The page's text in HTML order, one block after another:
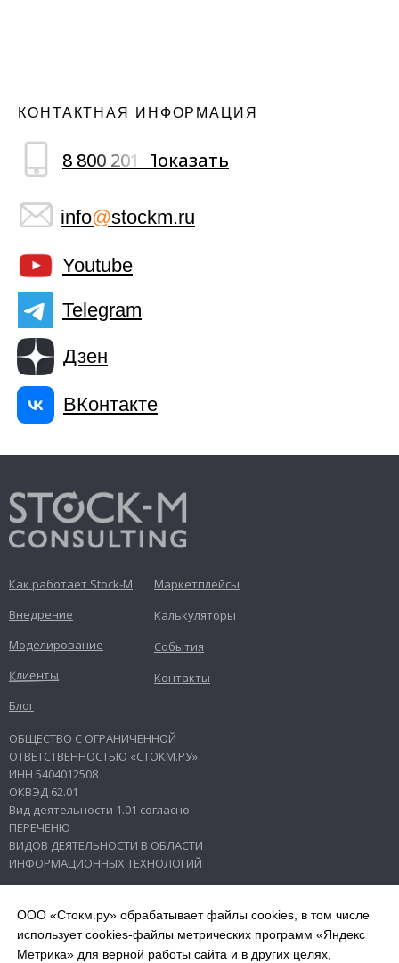
ООО «Стокм.ру» обрабатывает файлы cookies, в том числе
использует cookies-файлы метрических программ «Яндекс
Метрика» для верной работы сайта и в других целях,
КОНТАКТНАЯ ИНФОРМАЦИЯ
info@stockm.ru
Youtube
Telegram
ВКонтакте
Дзен
8 800 201 Показать
Внедрение
Как работает Stock-M
Клиенты
Блог
© 2014–2026. ОБЩЕСТВО С
Моделирование
Калькуляторы
Контакты
ОБЩЕСТВО С ОГРАНИЧЕННОЙ
ОТВЕТСТВЕННОСТЬЮ «СТОКМ.РУ»
ИНН 5404012508
ОКВЭД 62.01
Вид деятельности 1.01 согласно
ПЕРЕЧЕНЮ
ВИДОВ ДЕЯТЕЛЬНОСТИ В ОБЛАСТИ
ИНФОРМАЦИОННЫХ ТЕХНОЛОГИЙ
д. 14/1, кв. 9
События
Маркетплейсы